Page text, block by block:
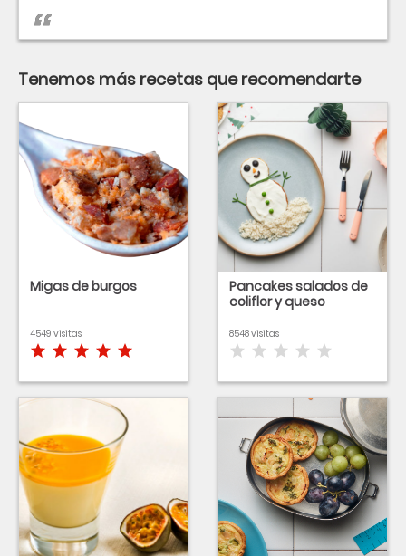
Tenemos más recetas que recomendarte
Migas de burgos
4549 visitas
Pancakes salados de
coliflor y queso
8548 visitas